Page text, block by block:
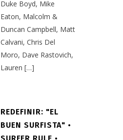
Duke Boyd, Mike
Eaton, Malcolm &
Duncan Campbell, Matt
Calvani, Chris Del
Moro, Dave Rastovich,
Lauren […]
REDEFINIR: "EL
BUEN SURFISTA" •